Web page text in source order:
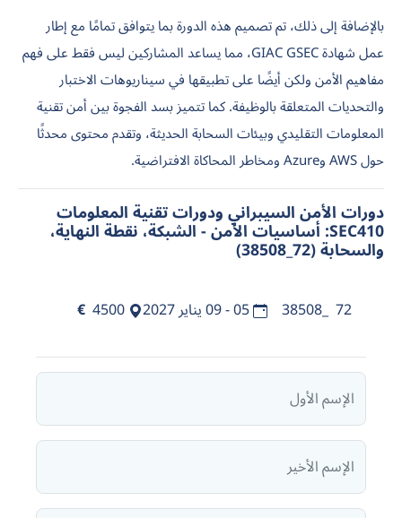
بالإضافة إلى ذلك، تم تصميم هذه الدورة بما يتوافق تمامًا مع إطار
عمل شهادة GIAC GSEC، مما يساعد المشاركين ليس فقط على فهم
مفاهيم الأمن ولكن أيضًا على تطبيقها في سيناريوهات الاختبار
والتحديات المتعلقة بالوظيفة. كما تتميز بسد الفجوة بين أمن تقنية
المعلومات التقليدي وبيئات السحابة الحديثة، وتقدم محتوى محدثًا
حول AWS وAzure ومخاطر المحاكاة الافتراضية.
دورات الأمن السيبراني ودورات تقنية المعلومات
SEC410: أساسيات الأمن - الشبكة، نقطة النهاية،
والسحابة (72_38508)
72_38508 05 - 09 يناير 2027 4500
€